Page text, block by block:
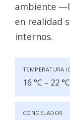
ambiente
en realidad
internos.
TEMPERATURA
16 °C – 22 °C
CONGELADOR